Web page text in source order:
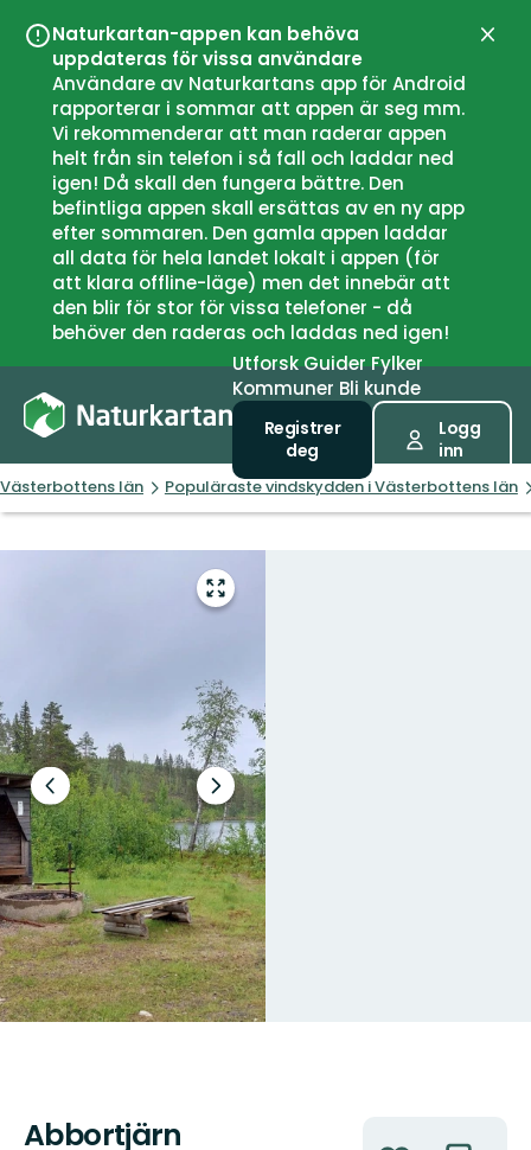
Naturkartan-appen kan behöva
uppdateras för vissa användare
Användare av Naturkartans app för Android
rapporterar i sommar att appen är seg mm.
Vi rekommenderar att man raderar appen
helt från sin telefon i så fall och laddar ned
igen! Då skall den fungera bättre. Den
befintliga appen skall ersättas av en ny app
efter sommaren. Den gamla appen laddar
all data för hela landet lokalt i appen (för
att klara offline-läge) men det innebär att
den blir för stor för vissa telefoner - då
behöver den raderas och laddas ned igen!
Lukk
UtforskGuiderFylker
Kommuner Bli kunde
Registrer
deg
Logg
inn
Västerbottens län Populäraste vindskydden i Västerbottens län
Gå
til
Forrige
lysbilde
Neste
slide
Abbortjärn